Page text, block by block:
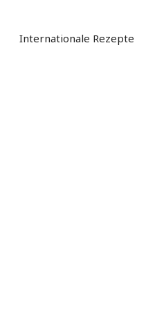
Internationale Rezepte